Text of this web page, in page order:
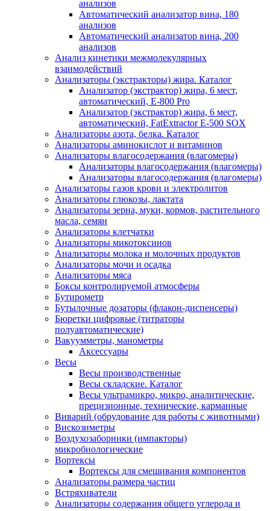
анализов
Автоматический анализатор вина, 180
анализов
Автоматический анализатор вина, 200
анализов
Анализ кинетики межмолекулярных
взаимодействий
Анализаторы (экстракторы) жира. Каталог
Анализатор (экстрактор) жира, 6 мест,
автоматический, E-800 Pro
Анализатор (экстрактор) жира, 6 мест,
автоматический, FatExtractor E-500 SOX
Анализаторы азота, белка. Каталог
Анализаторы аминокислот и витаминов
Анализаторы влагосодержания (влагомеры)
Анализаторы влагосодержания (влагомеры)
Анализаторы влагосодержания (влагомеры)
Анализаторы газов крови и электролитов
Анализаторы глюкозы, лактата
Анализаторы зерна, муки, кормов, растительного
масла, семян
Анализаторы клетчатки
Анализаторы микотоксинов
Анализаторы молока и молочных продуктов
Анализаторы мочи и осадка
Анализаторы мяса
Боксы контролируемой атмосферы
Бутирометр
Бутылочные дозаторы (флакон-диспенсеры)
Бюретки цифровые (титраторы
полуавтоматические)
Вакуумметры, манометры
Аксессуары
Весы
Весы производственные
Весы складские. Каталог
Весы ультрамикро, микро, аналитические,
прецизионные, технические, карманные
Виварий (обрудование для работы с животными)
Вискозиметры
Воздухозаборники (импакторы)
микробиологические
Вортексы
Вортексы для смешивания компонентов
Анализаторы размера частиц
Встряхиватели
Анализаторы содержания общего углерода и